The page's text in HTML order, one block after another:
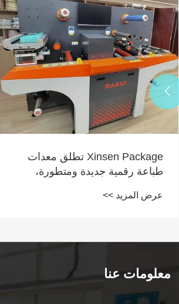
Xinsen Package تطلق معدات
طباعة رقمية جديدة ومتطورة،
المخصص.
عرض المزيد >>

معلومات عنا